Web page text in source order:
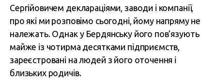
Сергійовичем деклараціями, заводи і компанії,
про які ми розповімо сьогодні, йому напряму не
належать. Однак у Бердянську його пов’язують
майже із чотирма десятками підприємств,
зареєстровані на людей з його оточення і
близьких родичів.